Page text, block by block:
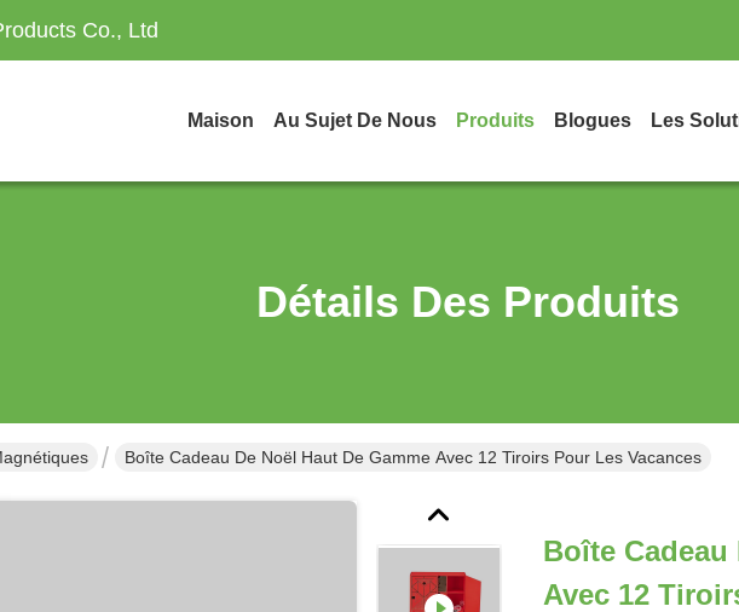
Co., Ltd
Maison Au Sujet De Nous Produits Blogues Les
Détails Des Produits
Boîte Cadeau De Noël Haut De Gamme Avec 12 Tiroirs Pour Les Vacances
Boîte Cadeau
Avec 12